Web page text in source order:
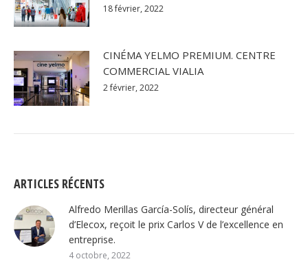
18 février, 2022
CINÉMA YELMO PREMIUM. CENTRE
COMMERCIAL VIALIA
2 février, 2022
ARTICLES RÉCENTS
Alfredo Merillas García-Solís, directeur général
d’Elecox, reçoit le prix Carlos V de l’excellence en
entreprise.
4 octobre, 2022